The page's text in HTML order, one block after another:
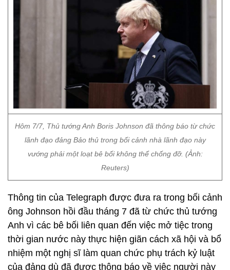
Hôm 7/7, Thủ tướng Anh Boris Johnson đã thông báo từ chức
lãnh đạo đảng Bảo thủ trong bối cảnh nhà lãnh đạo này
vướng phải một loạt bê bối không thể chống đỡ. (Ảnh:
Reuters)
Thông tin của Telegraph được đưa ra trong bối cảnh
ông Johnson hồi đầu tháng 7 đã từ chức thủ tướng
Anh vì các bê bối liên quan đến việc mở tiệc trong
thời gian nước này thực hiện giãn cách xã hội và bổ
nhiệm một nghị sĩ làm quan chức phụ trách kỷ luật
của đảng dù đã được thông báo về việc người này